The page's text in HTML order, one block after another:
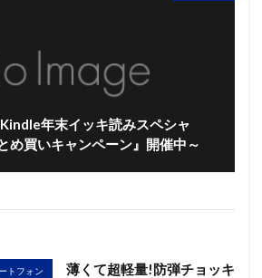
年末イッキ読みスペシャ
め買いキャンペーン』開催中～
トフォン
薄くて超軽量!防弾チョッキ